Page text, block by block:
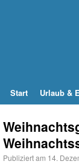
Start Urlaub &
Publiziert am 14.